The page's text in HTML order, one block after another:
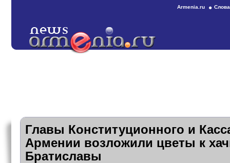
Armenia.ru
Главы Конституционного и
Армении возложили цветы к
Братиславы